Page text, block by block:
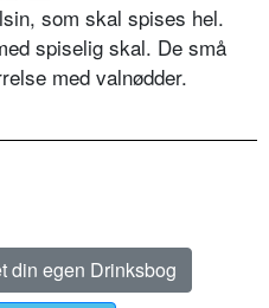
som skal spises hel.
spiselig skal. De små
med valnødder.
din egen Drinksbog